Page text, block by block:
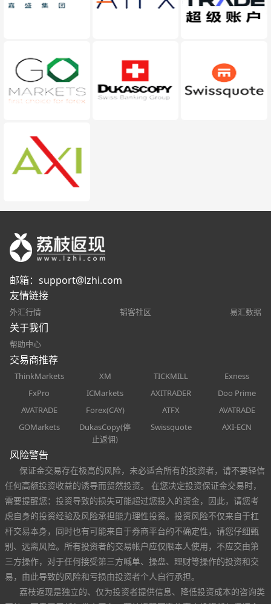
邮箱： support@lzhi.com
友情链接
外汇行情 韬客社区 易汇数据
关于我们
帮助中心
交易商推荐
ThinkMarkets XM TICKMILL
Exness
FxPro
ICMarkets AXITRADER
Doo Prime
AVATRADE
Forex(CAY) ATFX
AVATRADE
GOMarkets
DukasCopy(停
止返佣)
Swissquote AXI-ECN
风险警告
保证金交易存在极高的风险，未必适合所有的投资者，请不要轻信
任何高额投资收益的诱导而贸然投资。 在您决定投资保证金交易时，
需要提醒您：投资导致的损失可能超过您投入的资金，因此，请您考
虑自身的投资经验及风险承担能力理性投资。投资风险不仅来自于杠
杆交易本身，同时也有可能来自于券商平台的不确定性，请您仔细甄
别、远离风险。所有投资者的交易帐户应仅限本人使用，不应交由第
三方操作，对于任何接受第三方喊单、操盘、理财等操作的投资和交
易，由此导致的风险和亏损由投资者个人自行承担。
荔枝返现是独立的、仅为投资者提供信息、降低投资成本的咨询类